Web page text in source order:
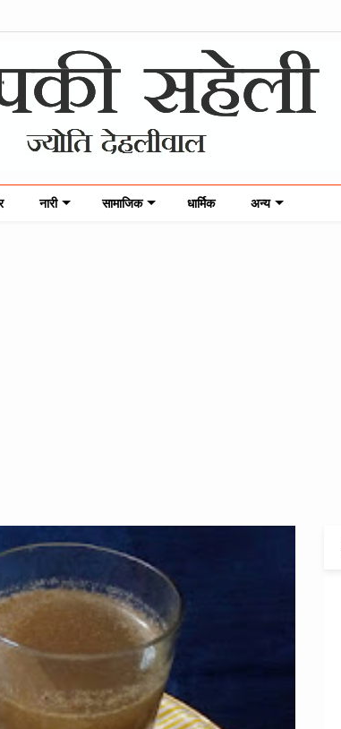
नारी सामाजिक धार्मिक अन्य